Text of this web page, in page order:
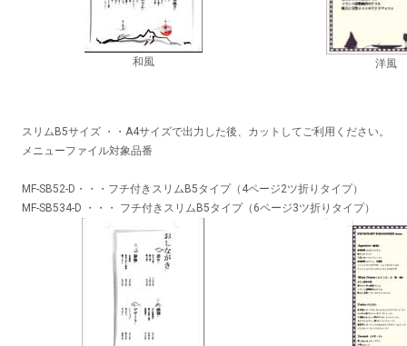
和風 洋風
スリムB5サイズ ・・A4サイズで出力した後、カットしてご利用ください。
メニューファイル対象品番
MF-SB52-D・・・フチ付きスリムB5タイプ（4ページ2ツ折りタイプ）
MF-SB534-D ・・・ フチ付きスリムB5タイプ（6ページ3ツ折りタイプ）